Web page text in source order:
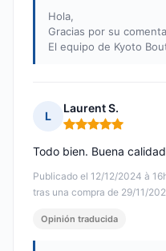
Hola,
Gracias por su
El equipo de Kyoto
L
Laurent S.
Nota: 5 de 5
Publicado el 12/12/2024 à
tras una compra de 29/11/
Todo bien. Buena
Opinión traducida